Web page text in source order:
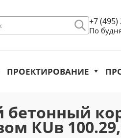
+7 (495)
По
ПРОЕКТИРОВАНИЕ
КUв